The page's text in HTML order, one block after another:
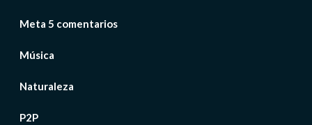
Meta 5 comentarios
Música
Naturaleza
P2P